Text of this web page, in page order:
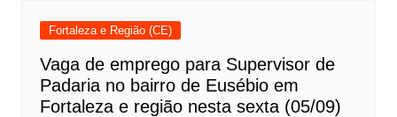
Fortaleza e Região (CE)
Vaga de emprego para Supervisor de
Padaria no bairro de Eusébio em
Fortaleza e região nesta sexta (05/09)